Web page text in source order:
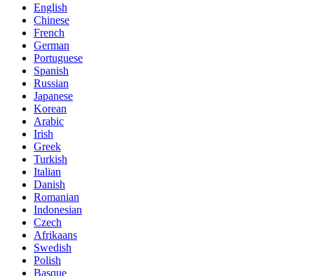
English
Chinese
French
German
Portuguese
Spanish
Russian
Japanese
Korean
Arabic
Irish
Greek
Turkish
Italian
Danish
Romanian
Indonesian
Czech
Afrikaans
Swedish
Polish
Basque